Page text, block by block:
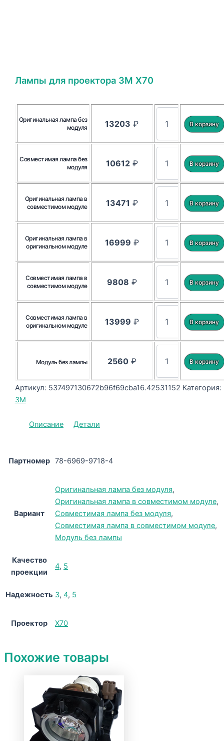
Лампы для проектора 3M X70
Оригинальная лампа без
модуля
13203 ₽
Совместимая лампа без
модуля
10612₽
Оригинальная лампа в
совместимом модуле
13471 ₽
Оригинальная лампа в
оригинальном модуле
16999 ₽
Совместимая лампа в
совместимом модуле
9808 ₽
Совместимая лампа в
оригинальном модуле
13999 ₽
Модуль без лампы 2560₽
Артикул: 537497130672b96f69cba16.42531152 Категория:
3M
Описание Детали
Партномер 78-6969-9718-4
Вариант
Оригинальная лампа без модуля,
Оригинальная лампа в совместимом модуле,
Совместимая лампа без модуля,
Совместимая лампа в совместимом модуле,
Модуль без лампы
Качество
проекции
4, 5
Надежность 3, 4, 5
Проектор X70
Похожие товары